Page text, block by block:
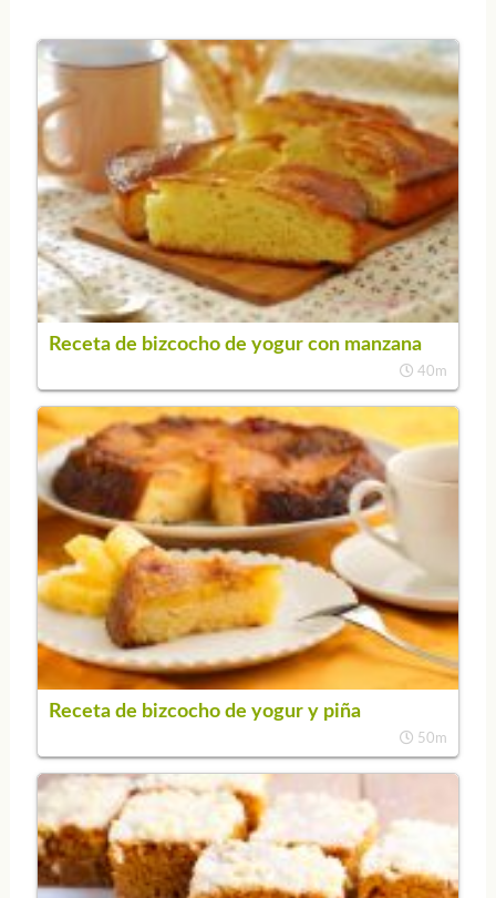
Receta de bizcocho de yogur con manzana
40m
Receta de bizcocho de yogur y piña
50m